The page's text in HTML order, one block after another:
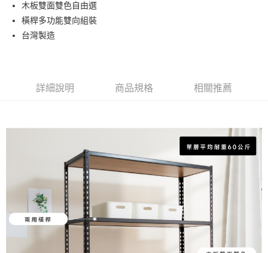
ATM付款
運送方式
木板雙面雙色自由選
橫桿多功能雙向組裝
台灣製造
詳細說明 商品規格 相關推薦